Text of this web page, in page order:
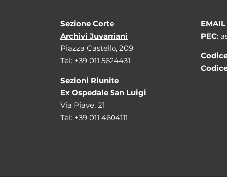
Sezione Corte
Archivi Juvarriani
Piazza Castello, 209
Tel: +39 011 5624431
Sezioni Riunite
Ex Ospedale San Luigi
Via Piave, 21
Tel: +39 011 4604111
EMAIL
PEC: